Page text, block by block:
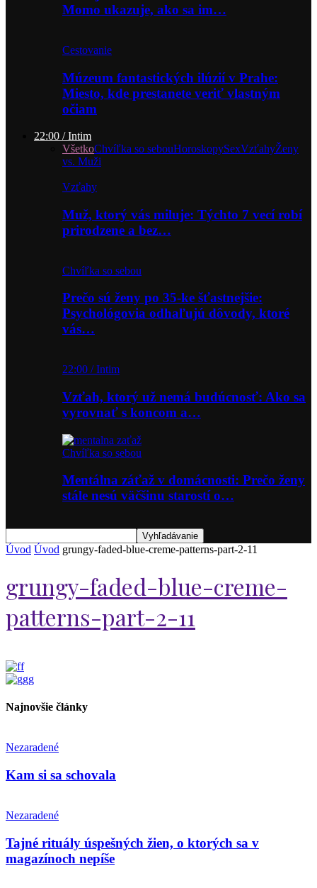
Momo ukazuje, ako sa im…
Cestovanie
Múzeum fantastických ilúzií v Prahe:
Miesto, kde prestanete veriť vlastným
očiam
22:00 / Intim
VšetkoChvíľka so sebouHoroskopySexVzťahyŽeny
vs. Muži
Vzťahy
Muž, ktorý vás miluje: Týchto 7 vecí robí
prirodzene a bez…
Chvíľka so sebou
Prečo sú ženy po 35-ke šťastnejšie:
Psychológovia odhaľujú dôvody, ktoré
vás…
22:00 / Intim
Vzťah, ktorý už nemá budúcnosť: Ako sa
vyrovnať s koncom a…
Chvíľka so sebou
Mentálna záťaž v domácnosti: Prečo ženy
stále nesú väčšinu starostí o…
Úvod Úvod grungy-faded-blue-creme-patterns-part-2-11
grungy-faded-blue-creme-
patterns-part-2-11
Najnovšie články
Nezaradené
Kam si sa schovala
Nezaradené
Tajné rituály úspešných žien, o ktorých sa v
magazínoch nepíše